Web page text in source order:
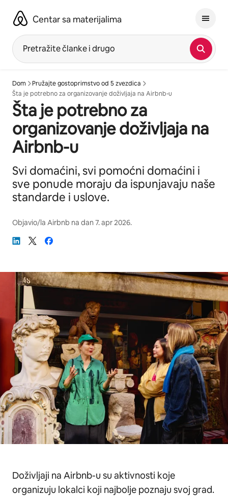
sadržaj
Centar sa materijalima
Pretražite članke i drugo
Dom
Pružajte gostoprimstvo od 5 zvezdica
Šta je potrebno za organizovanje doživljaja na Airbnb-u
Šta je potrebno za
organizovanje doživljaja na
Airbnb-u
Svi domaćini, svi pomoćni domaćini i
sve ponude moraju da ispunjavaju naše
standarde i uslove.
Objavio/la Airbnb na dan7. apr 2026.
Doživljaji na Airbnb-u su aktivnosti koje
organizuju lokalci koji najbolje poznaju svoj grad.